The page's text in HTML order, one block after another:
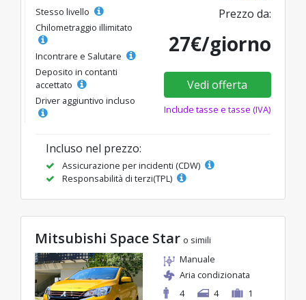
Stesso livello
Chilometraggio illimitato
Incontrare e Salutare
Deposito in contanti
accettato
Driver aggiuntivo incluso
Prezzo da:
27€/giorno
Vedi offerta
Include tasse e tasse (IVA)
Incluso nel prezzo:
Assicurazione per incidenti (CDW)
Responsabilità di terzi(TPL)
Mitsubishi Space Star o simili
Manuale
Aria condizionata
4
4 1